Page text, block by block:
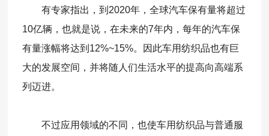
有专家指出，到2020年，全球汽车保有量将超过
10亿辆，也就是说，在未来的7年内，每年的汽车保
有量涨幅将达到12%~15%。因此车用纺织品也有巨
大的发展空间，并将随人们生活水平的提高向高端系
列迈进。
不过应用领域的不同，也使车用纺织品与普通服